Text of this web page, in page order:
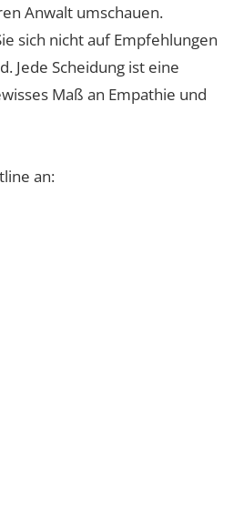
Anwalt umschauen.
sich nicht auf Empfehlungen
Jede Scheidung ist eine
Maß an Empathie und
an: